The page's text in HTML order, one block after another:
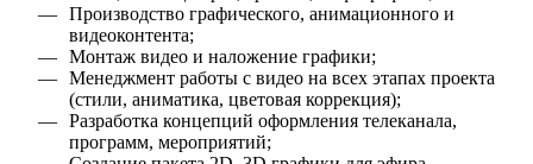
Производство графического, анимационного и
видеоконтента;
Монтаж видео и наложение графики;
Менеджмент работы с видео на всех этапах проекта
(стили, аниматика, цветовая коррекция);
Разработка концепций оформления телеканала,
программ, мероприятий;